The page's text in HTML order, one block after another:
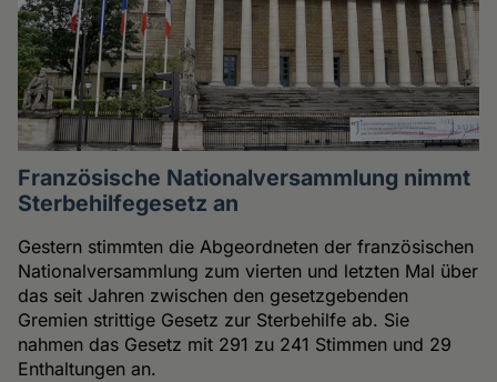
Französische Nationalversammlung nimmt
Sterbehilfegesetz an
Gestern stimmten die Abgeordneten der französischen
Nationalversammlung zum vierten und letzten Mal über
das seit Jahren zwischen den gesetzgebenden
Gremien strittige Gesetz zur Sterbehilfe ab. Sie
nahmen das Gesetz mit 291 zu 241 Stimmen und 29
Enthaltungen an.